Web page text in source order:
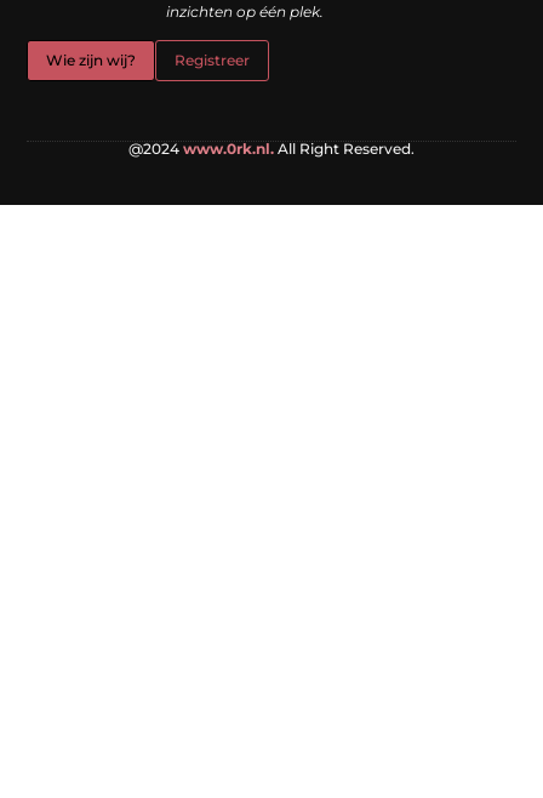
inzichten op één plek.
Wie zijn wij? Registreer
@2024 www.0rk.nl. All Right Reserved.